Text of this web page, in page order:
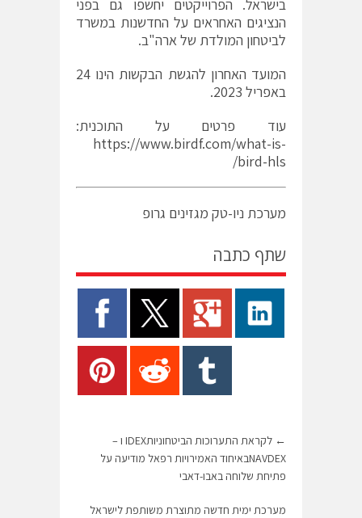
בישראל. הפרוייקטים יחשפו גם בפני
הנציגים האחראים על החדשנות במשרד
לביטחון המולדת של ארה"ב.
המועד האחרון להגשת הבקשות הינו 24
באפריל 2023.
עוד פרטים על התוכנית:
https://www.birdf.com/what-is-
bird-hls/
מערכת ניו-טק מגזינים גרופ
שתף כתבה
←
לקראת התערוכות הביטחוניותIDEX ו –
NAVDEXבאיחוד האמירויות רפאל מודיעה על
פתיחת שלוחה באבו-דאבי
מערכת ימית חדשה מתוצרת משותפת לישראל